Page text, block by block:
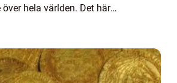
över hela världen. Det här